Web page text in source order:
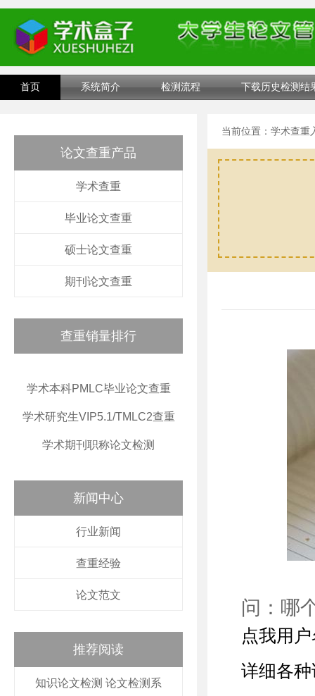
首页 系统简介 检测流程 下载历史检测结
论文查重产品
学术查重
毕业论文查重
硕士论文查重
期刊论文查重
查重销量排行
学术本科PMLC毕业论文查重
学术研究生VIP5.1/TMLC2查重
学术期刊职称论文检测
新闻中心
行业新闻
查重经验
论文范文
推荐阅读
知识论文检测 论文检测系
当前位置： 学术查重
问：哪
点我用
详细各